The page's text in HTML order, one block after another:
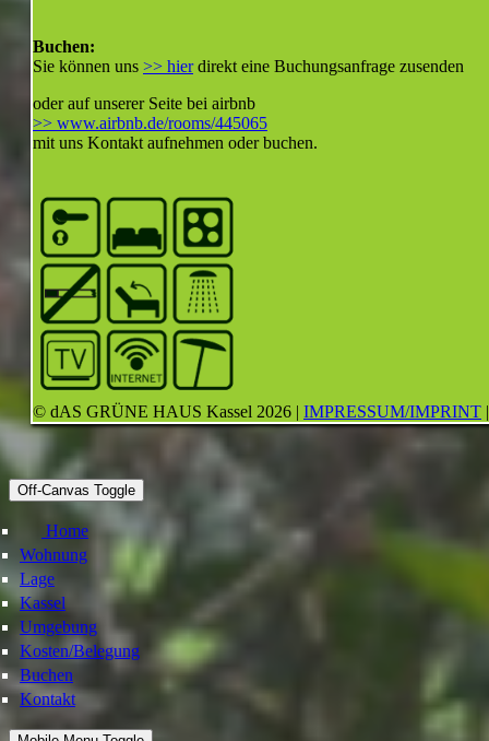
Buchen:
Sie können uns >> hierdirekt eine Buchungsanfrage zusenden
oder auf unserer Seite bei airbnb
>> www.airbnb.de/rooms/445065
mit uns Kontakt aufnehmen oder buchen.
© dAS GRÜNE HAUS Kassel 2026 | IMPRESSUM/IMPRINT
Off-Canvas Toggle
Home
Wohnung
Lage
Kassel
Umgebung
Kosten/Belegung
Buchen
Kontakt